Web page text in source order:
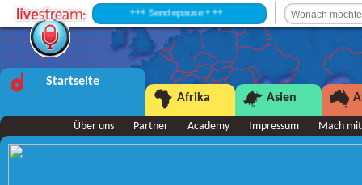
+++ Sendepause +++
Startseite
Afrika
Asien
Über uns Partner Academy Impressum Mach mit